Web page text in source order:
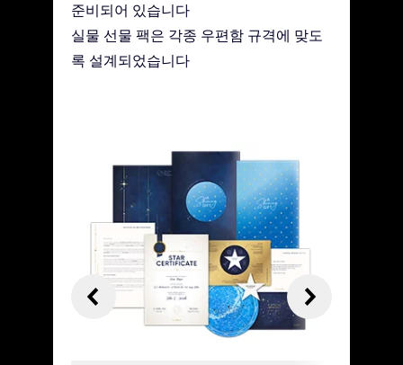
준비되어 있습니다
실물 선물 팩은 각종 우편함 규격에 맞도
록 설계되었습니다